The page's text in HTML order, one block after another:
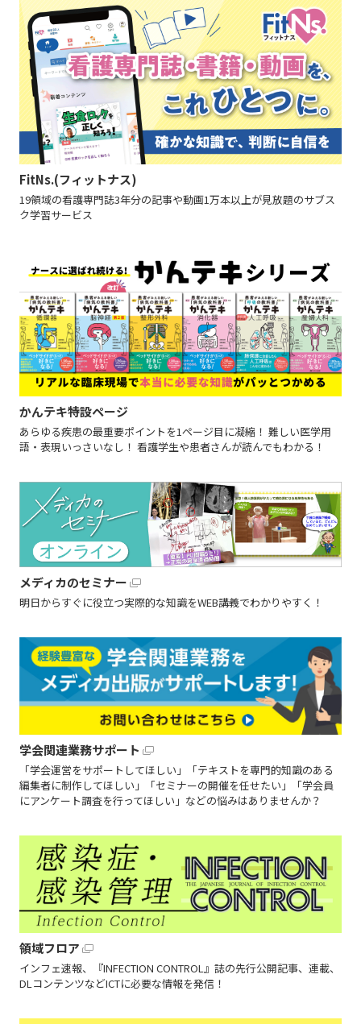
FitNs.(フィットナス)
19領域の看護専門誌3年分の記事や動画1万本以上が見放題のサブス
ク学習サービス
かんテキ特設ページ
あらゆる疾患の最重要ポイントを1ページ目に凝縮！ 難しい医学用
語・表現いっさいなし！ 看護学生や患者さんが読んでもわかる！
メディカのセミナー
明日からすぐに役立つ実際的な知識をWEB講義でわかりやすく！
学会関連業務サポート
「学会運営をサポートしてほしい」「テキストを専門的知識のある
編集者に制作してほしい」「セミナーの開催を任せたい」「学会員
にアンケート調査を行ってほしい」などの悩みはありませんか？
領域フロア
インフェ速報、『INFECTION CONTROL』誌の先行公開記事、連載、
DLコンテンツなどICTに必要な情報を発信！